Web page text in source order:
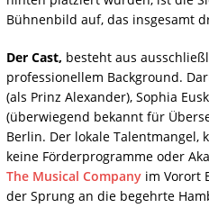
Bühnenbild auf, das insgesamt
Der Cast, besteht aus
professionellem Background.
(als Prinz Alexander), Sophia
(überwiegend bekannt für
Berlin. Der lokale
keine Förderprogramme oder
The Musical Company im Vorort
der Sprung an die begehrte